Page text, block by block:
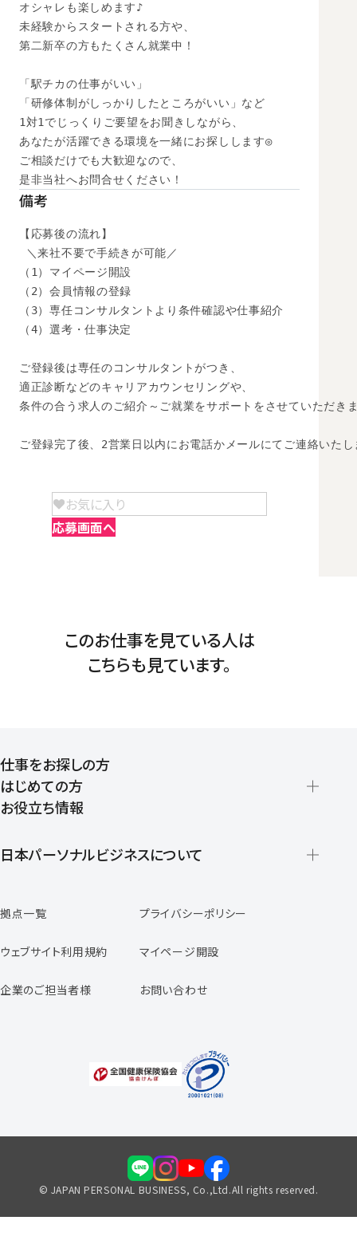
オシャレも楽しめます♪
未経験からスタートされる方や、
第二新卒の方もたくさん就業中！
「駅チカの仕事がいい」
「研修体制がしっかりしたところがいい」など
1対1でじっくりご要望をお聞きしながら、
あなたが活躍できる環境を一緒にお探しします◎
ご相談だけでも大歓迎なので、
是非当社へお問合せください！
備考
【応募後の流れ】
＼来社不要で手続きが可能／
（1）マイページ開設
（2）会員情報の登録
（3）専任コンサルタントより条件確認や仕事紹介
（4）選考・仕事決定
ご登録後は専任のコンサルタントがつき、
適正診断などのキャリアカウンセリングや、
条件の合う求人のご紹介～ご就業をサポートをさせていただき
ご登録完了後、2営業日以内にお電話かメールにてご連絡いたし
お気に入り
応募画面へ
このお仕事を見ている人は
こちらも見ています。
仕事をお探しの方
はじめての方
登録から就業開始までの流れ
お役立ち情報
日本パーソナルビジネスについて
スタッフの声
専任コンサルタントの声
福利厚生のご案内
拠点一覧 プライバシーポリシー
ウェブサイト利用規約 マイページ開設
企業のご担当者様 お問い合わせ
© JAPAN PERSONAL BUSINESS, Co.,Ltd.All rights reserved.